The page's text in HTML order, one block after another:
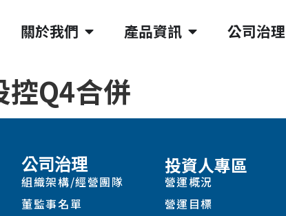
關於我們 產品資訊 公司治理
Q4合併
公司治理
組織架構/經營團隊
董監事名單
投資人專區
營運概況
營運目標